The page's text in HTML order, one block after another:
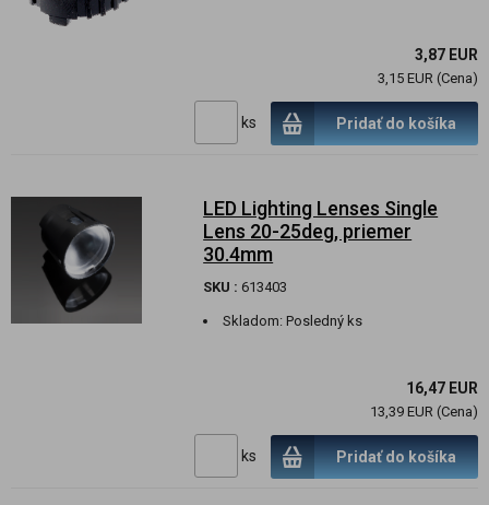
3,87 EUR
3,15 EUR (Cena)
ks Pridať do košíka
LED Lighting Lenses Single
Lens 20-25deg, priemer
30.4mm
SKU : 613403
Skladom:Posledný ks
16,47 EUR
13,39 EUR (Cena)
ks Pridať do košíka